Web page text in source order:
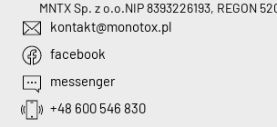
MNTX Sp. z o.o.NIP 8393226193, REGON
kontakt@monotox.pl
facebook
messenger
+48 600 546 830